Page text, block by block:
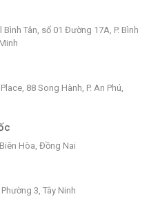
Tân, số 01 Đường 17A, P. Bình
88 Song Hành, P. An Phú,
Hòa, Đồng Nai
3, Tây Ninh